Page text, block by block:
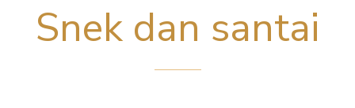
Snek dan santai